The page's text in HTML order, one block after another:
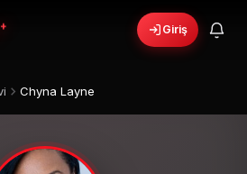
+ Giriş
Chyna Layne